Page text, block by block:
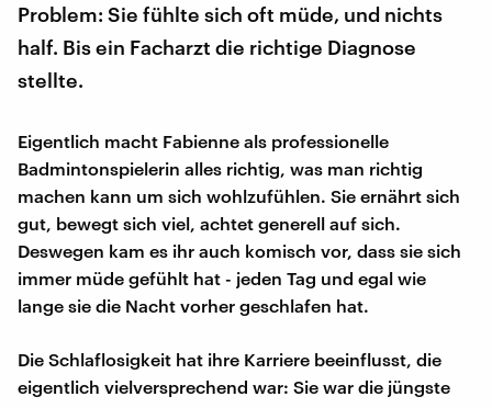
Problem: Sie fühlte sich oft müde, und nichts
half. Bis ein Facharzt die richtige Diagnose
stellte.
Eigentlich macht Fabienne als professionelle
Badmintonspielerin alles richtig, was man richtig
machen kann um sich wohlzufühlen. Sie ernährt sich
gut, bewegt sich viel, achtet generell auf sich.
Deswegen kam es ihr auch komisch vor, dass sie sich
immer müde gefühlt hat - jeden Tag und egal wie
lange sie die Nacht vorher geschlafen hat.
Die Schlaflosigkeit hat ihre Karriere beeinflusst, die
eigentlich vielversprechend war: Sie war die jüngste